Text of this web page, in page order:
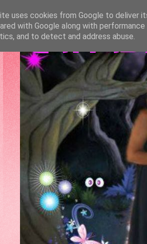
uses cookies from Google to deliver
with Google along with
and to detect and address abuse.